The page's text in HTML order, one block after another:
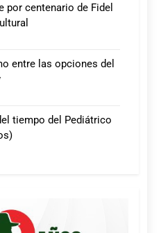
por centenario de Fidel
entre las opciones del
tiempo del Pediátrico